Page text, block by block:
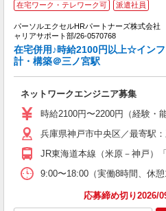
在宅ワーク・テレワーク可 派遣社員
パーソルエクセルHRパートナーズ株式会
ャリアサポート部/26-0570768
在宅併用♪時給2100円以上☆イン
計・構築＠三ノ宮駅
ネットワークエンジニア募集
時給2100円〜2200円（経験・
兵庫県神戸市中央区／最寄駅
JR東海道本線（米原－神戸）
9:00〜18:00（実働8時間、休
応募締め切り2026/